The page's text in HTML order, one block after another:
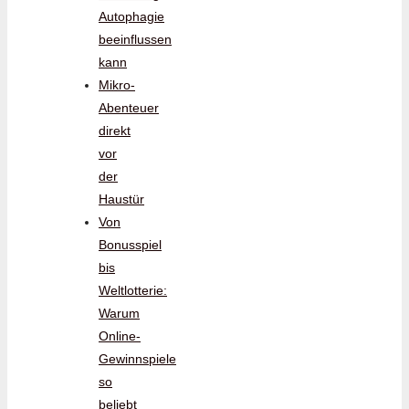
Autophagie
beeinflussen
kann
Mikro-
Abenteuer
direkt
vor
der
Haustür
Von
Bonusspiel
bis
Weltlotterie:
Warum
Online-
Gewinnspiele
so
beliebt